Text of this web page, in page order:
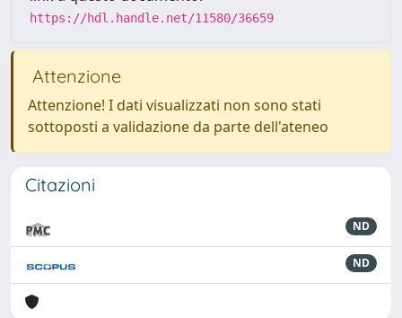
https://hdl.handle.net/11580/36659
Attenzione
Attenzione! I dati visualizzati non sono stati
sottoposti a validazione da parte dell'ateneo
Citazioni
ND
ND